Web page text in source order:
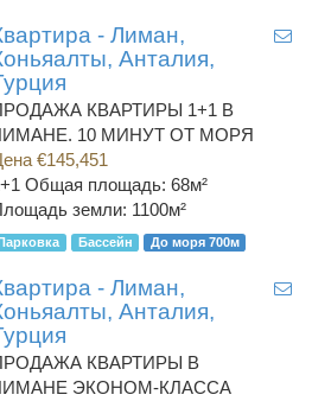
- Лиман,
Анталия,
КВАРТИРЫ 1+1 В
10 МИНУТ ОТ МОРЯ
€145,451
Общая площадь: 68м²
земли: 1100м²
Бассейн До моря 700м
- Лиман,
Анталия,
КВАРТИРЫ В
ЭКОНОМ-КЛАССА